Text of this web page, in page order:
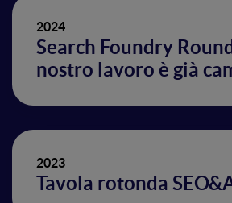
2024
Search Foundry
nostro lavoro è già
2023
Tavola rotonda